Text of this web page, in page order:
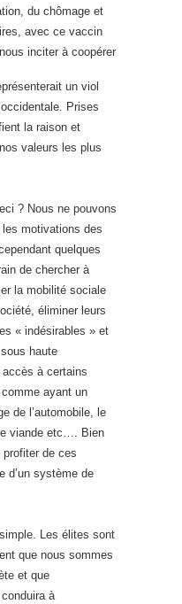
du chômage et
avec ce vaccin
inciter à coopérer
un viol
Prises
la raison et
valeurs les plus
? Nous ne pouvons
les motivations des
quelques
de chercher à
la mobilité sociale
éliminer leurs
« indésirables » et
haute
à certains
ayant un
de l’automobile, le
viande etc…. Bien
de ces
d’un système de
Les élites sont
que nous sommes
et que
à